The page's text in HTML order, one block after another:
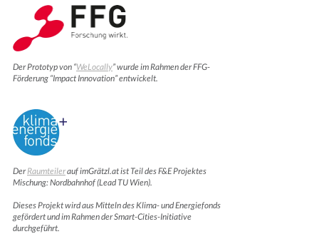
Der Prototyp von “WeLocally” wurde im Rahmen der FFG-
Förderung “Impact Innovation” entwickelt.
DerRaumteilerauf imGrätzl.at ist Teil des F&E Projektes
Mischung: Nordbahnhof (Lead TU Wien).
Dieses Projekt wird aus Mitteln des Klima- und Energiefonds
gefördert und im Rahmen der Smart-Cities-Initiative
durchgeführt.